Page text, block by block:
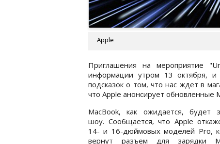
Apple
Приглашения на мероприятие
информации утром 13 октября,
подсказок о том, что нас ждет в
что Apple анонсирует обновленные
MacBook, как ожидается, будет
шоу. Сообщается, что Apple
14- и 16-дюймовых моделей Pro,
вернут разъем для зарядки